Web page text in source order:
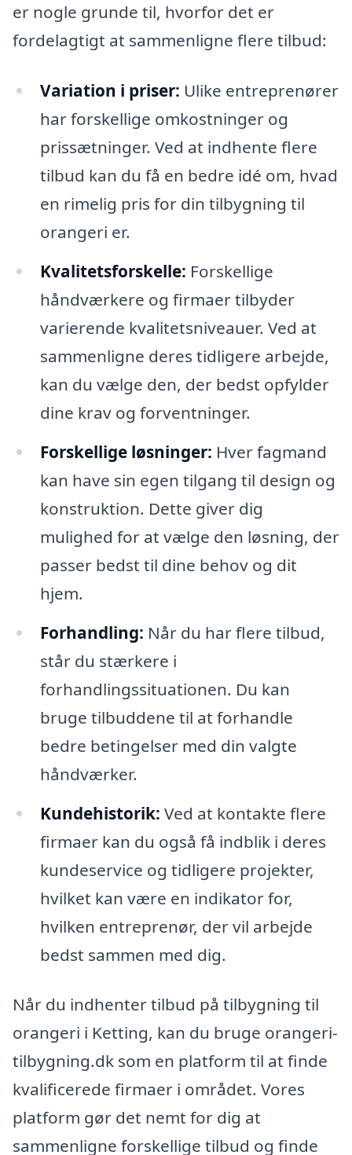
er nogle grunde til, hvorfor det er
fordelagtigt at sammenligne flere tilbud:
Variation i priser: Ulike entreprenører
har forskellige omkostninger og
prissætninger. Ved at indhente flere
tilbud kan du få en bedre idé om, hvad
en rimelig pris for din tilbygning til
orangeri er.
Kvalitetsforskelle: Forskellige
håndværkere og firmaer tilbyder
varierende kvalitetsniveauer. Ved at
sammenligne deres tidligere arbejde,
kan du vælge den, der bedst opfylder
dine krav og forventninger.
Forskellige løsninger: Hver fagmand
kan have sin egen tilgang til design og
konstruktion. Dette giver dig
mulighed for at vælge den løsning, der
passer bedst til dine behov og dit
hjem.
Forhandling: Når du har flere tilbud,
står du stærkere i
forhandlingssituationen. Du kan
bruge tilbuddene til at forhandle
bedre betingelser med din valgte
håndværker.
Kundehistorik: Ved at kontakte flere
firmaer kan du også få indblik i deres
kundeservice og tidligere projekter,
hvilket kan være en indikator for,
hvilken entreprenør, der vil arbejde
bedst sammen med dig.
Når du indhenter tilbud på tilbygning til
orangeri i Ketting, kan du bruge orangeri-
tilbygning.dk som en platform til at finde
kvalificerede firmaer i området. Vores
platform gør det nemt for dig at
sammenligne forskellige tilbud og finde